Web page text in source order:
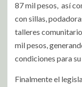
87 mil pesos, así
con sillas,
talleres
mil pesos,
condiciones para
Finalmente el